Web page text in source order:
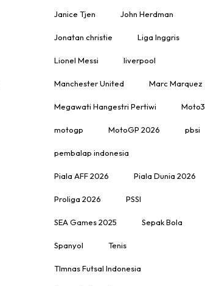
Janice Tjen John Herdman
Jonatan christie Liga Inggris
Lionel Messi liverpool
Manchester United Marc Marquez
Megawati Hangestri Pertiwi Moto3
motogp MotoGP 2026 pbsi
pembalap indonesia
Piala AFF 2026 Piala Dunia 2026
Proliga 2026 PSSI
SEA Games 2025 Sepak Bola
Spanyol Tenis
TImnas Futsal Indonesia